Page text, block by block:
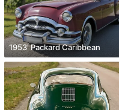
1953' Packard Caribbean